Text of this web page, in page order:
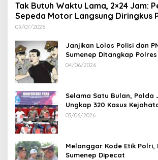
Tak Butuh Waktu Lama, 2×24 Jam:
Sepeda Motor Langsung Diringkus
Lenteng di Wilayah Manding
09/07/2026
Janjikan Lolos Polisi dan
Sumenep Ditangkap
Korban Rugi Rp 600 juta
04/06/2026
Selama Satu Bulan, Polda
Ungkap 320 Kasus
100 Sepeda Motor dan 12
03/06/2026
Melanggar Kode Etik Polri,
Sumenep Dipecat